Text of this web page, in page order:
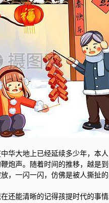
华大地上已经延续多少年，本
炮声。随着时间的推移，越是
，一闪一闪，仿佛是被人撕扯
还能清晰的记得孩提时代的事